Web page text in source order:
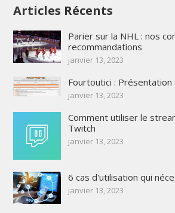
Articles Récents
Parier sur la NHL : nos
recommandations
janvier 13, 2023
Fourtoutici : Présentation
janvier 13, 2023
Comment utiliser le
Twitch
janvier 13, 2023
6 cas d'utilisation qui
janvier 13, 2023